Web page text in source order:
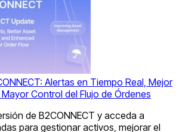
Alertas en Tiempo Real, Mejor
Control del Flujo de Órdenes
de B2CONNECT y acceda a
para gestionar activos, mejorar el